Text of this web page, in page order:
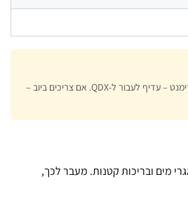
כשצריכים משאבה פשוטה למים נקיים בלבד. אם המים מכילים חול או סדימנט – עדיף לעבור ל-QDX. אם צריכים ביוב –
מים ובריכות קטנות. מעבר לכך,